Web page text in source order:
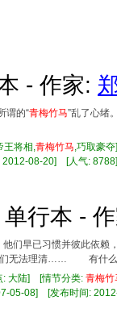
- 作家:
谓的“青梅竹马”乱了心绪
将相, 青梅竹马 ,巧取豪
2012-08-20] [人气:
单行本 -
早已习惯并彼此依
无法理清…… 有什
: 大陆] [情节分类: 青梅竹
05-08] [发布时间: